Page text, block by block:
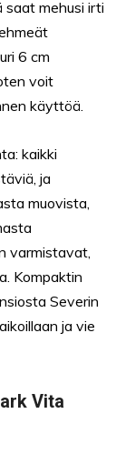
mehusi irti
6 cm
voit
käyttöä.
kaikki
ja
muovista,
varmistavat,
Kompaktin
Severin
ja vie
Vita